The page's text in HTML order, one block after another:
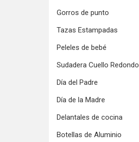
Gorros de punto
Tazas Estampadas
Peleles de bebé
Sudadera Cuello Redondo
Día del Padre
Día de la Madre
Delantales de cocina
Botellas de Aluminio